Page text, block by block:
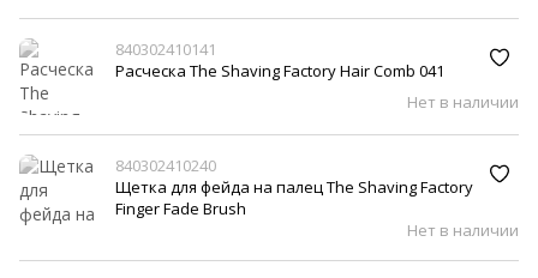
840302410141
Расческа The Shaving Factory Hair Comb 041
Нет в наличии
840302410240
Щетка для фейда на палец The Shaving Factory
Finger Fade Brush
Нет в наличии